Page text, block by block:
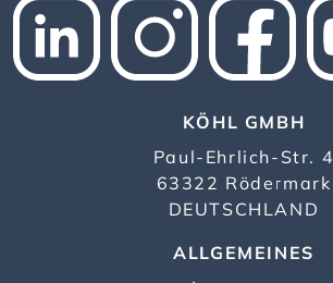
KÖHL GMBH
Paul-Ehrlich-Str. 4
63322 Rödermark
DEUTSCHLAND
ALLGEMEINES